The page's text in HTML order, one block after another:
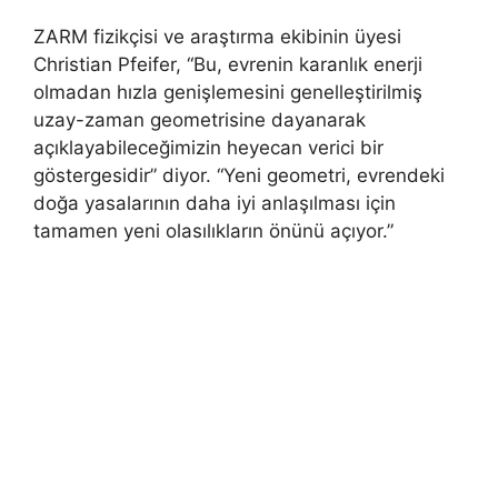
ZARM fizikçisi ve araştırma ekibinin üyesi
Christian Pfeifer, “Bu, evrenin karanlık enerji
olmadan hızla genişlemesini genelleştirilmiş
uzay-zaman geometrisine dayanarak
açıklayabileceğimizin heyecan verici bir
göstergesidir” diyor. “Yeni geometri, evrendeki
doğa yasalarının daha iyi anlaşılması için
tamamen yeni olasılıkların önünü açıyor.”